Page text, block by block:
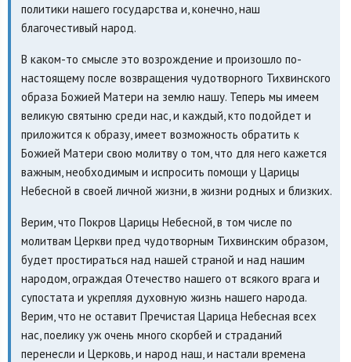
политики нашего государства и, конечно, наш
благочестивый народ.
В каком-то смысле это возрождение и произошло по-
настоящему после возвращения чудотворного Тихвинского
образа Божией Матери на землю нашу. Теперь мы имеем
великую святыню среди нас, и каждый, кто подойдет и
приложится к образу, имеет возможность обратить к
Божией Матери свою молитву о том, что для него кажется
важным, необходимым и испросить помощи у Царицы
Небесной в своей личной жизни, в жизни родных и близких.
Верим, что Покров Царицы Небесной, в том числе по
молитвам Церкви пред чудотворным Тихвинским образом,
будет простираться над нашей страной и над нашим
народом, ограждая Отечество нашего от всякого врага и
супостата и укрепляя духовную жизнь нашего народа.
Верим, что не оставит Пречистая Царица Небесная всех
нас, поелику уж очень много скорбей и страданий
перенесли и Церковь, и народ наш, и настали времена